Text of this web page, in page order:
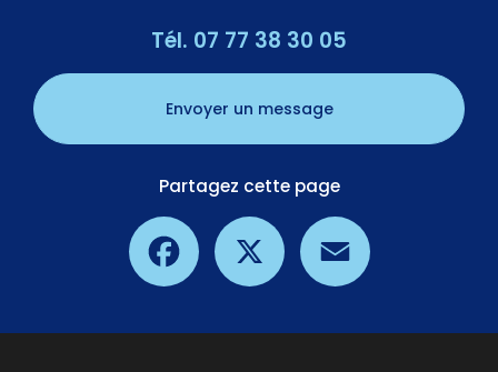
Tél. 07 77 38 30 05
Envoyer un message
Partagez cette page
Facebook